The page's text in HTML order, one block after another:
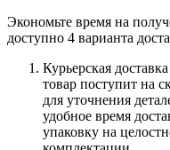
Экономьте время на
доступно 4 варианта
Курьерская
товар поступит на
для уточнения
удобное время
упаковку на